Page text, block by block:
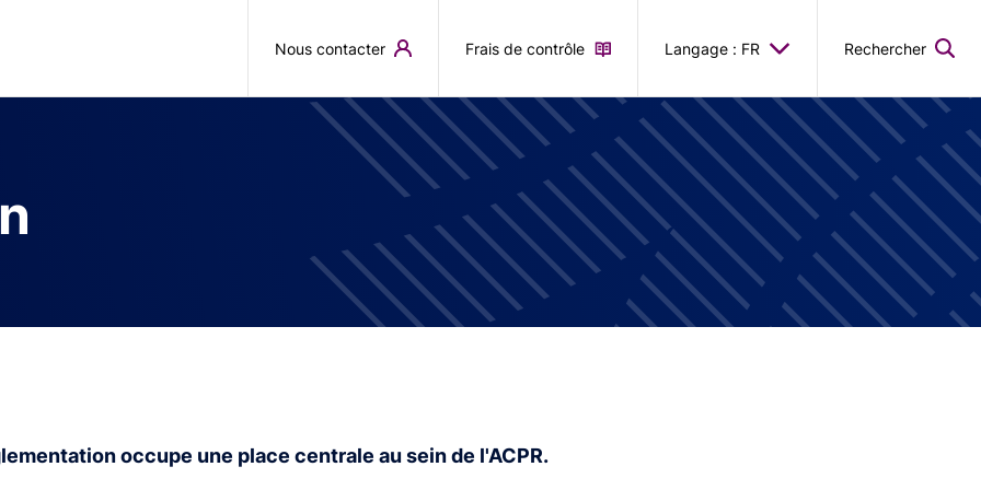
Nous contacter Frais de contrôle Langage : FR Rechercher
occupe une place centrale au sein de l'ACPR.